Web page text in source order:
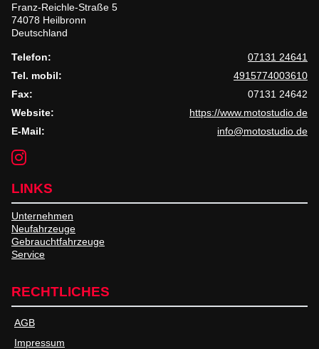
Franz-Reichle-Straße 5
74078 Heilbronn
Deutschland
Telefon:
07131 24641
Tel. mobil:
4915774003610
Fax:
07131 24642
Website:
https://www.motostudio.de
E-Mail:
info@motostudio.de
LINKS
Unternehmen
Neufahrzeuge
Gebrauchtfahrzeuge
Service
RECHTLICHES
AGB
Impressum